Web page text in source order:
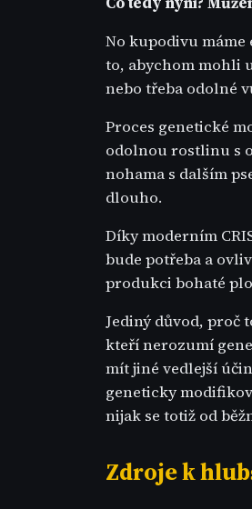
No kupodivu máme
to, abychom mohli
nebo třeba odolné
Proces genetické
odolnou rostlinu s
nohama s dalším
dlouho.
Díky moderním
bude potřeba a
produkci bohaté
Jediný důvod, proč
kteří nerozumí
mít jiné vedlejší
geneticky
nijak se totiž od
Zdroje k